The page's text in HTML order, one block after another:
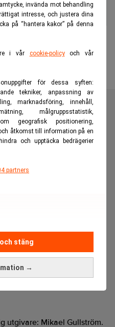
invända mot behandling
intresse, och justera dina
på “hantera kakor” på denna
i vår cookie-policyoch vår
för dessa syften:
tekniker, anpassning av
marknadsföring, innehåll,
målgruppsstatistik,
geografisk positionering,
åtkomst till information på en
och upptäcka bedrägerier
partners
→
stäng
lämnar på dagen
nyhetskanal för
och
utgivare: Mikael Gullström.